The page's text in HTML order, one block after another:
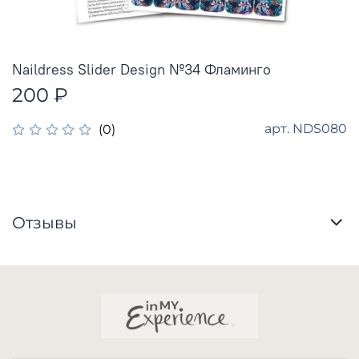
(0) арт. NDS080
Naildress Slider Design №34 Фламинго
200 ₽
Отзывы